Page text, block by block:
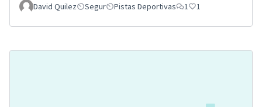
David Quilez Segur Pistas Deportivas 1 1